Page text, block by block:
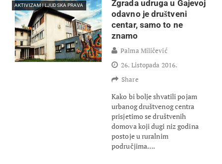
AKTIVIZAM I LJUDSKA PRAVA
Zgrada udruga u Gajevoj
odavno je društveni
centar, samo to ne
znamo
Palma Miličević
26. Listopada 2016.
Share
Kako bi bolje shvatili pojam
urbanog društvenog centra
prisjetimo se društvenih
domova koji dugi niz godina
postoje u ruralnim
područjima….